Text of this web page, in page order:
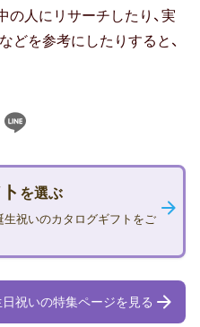
ナー
（メッセージカード・お礼
き
ッピング
の人にリサーチしたり、実
どを参考にしたりすると、
を選ぶ
祝いのカタログギフトをご
日祝いの特集ページを見る